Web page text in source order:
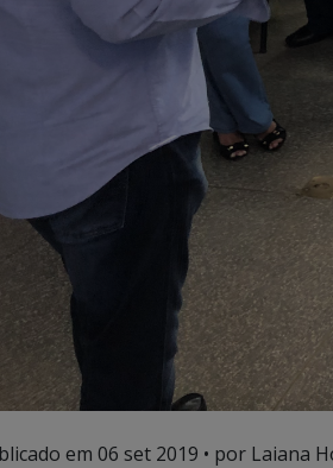
em 06 set 2019 • por Laiana